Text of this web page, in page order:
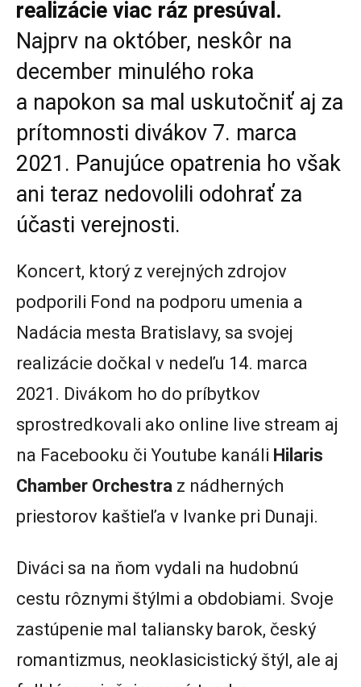
realizácie viac ráz presúval.
Najprv na október, neskôr na
december minulého roka
a napokon sa mal uskutočniť aj za
prítomnosti divákov 7. marca
2021. Panujúce opatrenia ho však
ani teraz nedovolili odohrať za
účasti verejnosti.
Koncert, ktorý z verejných zdrojov
podporili Fond na podporu umenia a
Nadácia mesta Bratislavy, sa svojej
realizácie dočkal v nedeľu 14. marca
2021. Divákom ho do príbytkov
sprostredkovali ako online live stream aj
na Facebooku či Youtube kanáli Hilaris
Chamber Orchestra z nádherných
priestorov kaštieľa v Ivanke pri Dunaji.
Diváci sa na ňom vydali na hudobnú
cestu rôznymi štýlmi a obdobiami. Svoje
zastúpenie mal taliansky barok, český
romantizmus, neoklasicistický štýl, ale aj